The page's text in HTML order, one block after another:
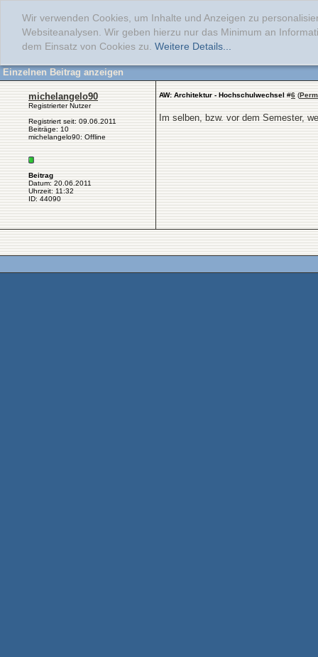
Wir verwenden Cookies, um Inhalte und Anzeigen zu
Websiteanalysen. Wir geben hierzu nur das Minimum an
dem Einsatz von Cookies zu. Weitere Details...
Einzelnen Beitrag anzeigen
michelangelo90
Registrierter Nutzer
Registriert seit: 09.06.2011
Beiträge: 10
michelangelo90: Offline
Beitrag
Datum: 20.06.2011
Uhrzeit: 11:32
ID: 44090
AW: Architektur - Hochschulwechsel #6 (
Im selben, bzw. vor dem Semester,